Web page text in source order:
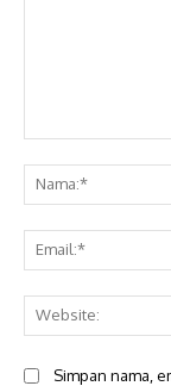
Simpan nama,